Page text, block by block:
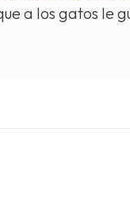
a los gatos le